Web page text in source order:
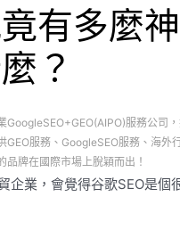
有多麼
？
GoogleSEO+GEO(AIPO)服務公司
GEO服務、GoogleSEO服務、海
牌在國際市場上脫穎而出！
企業，會覺得谷歌SEO是個